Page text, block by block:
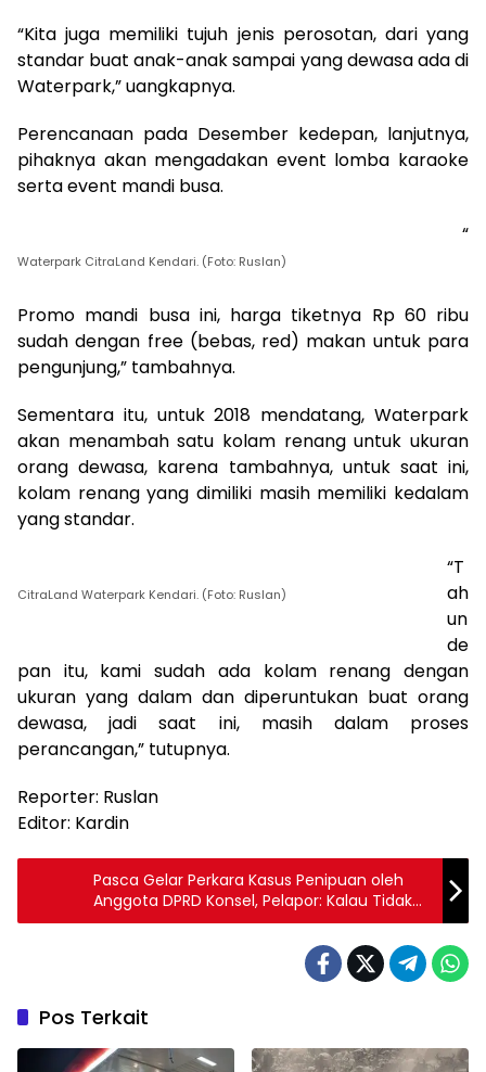
“Kita juga memiliki tujuh jenis perosotan, dari yang
standar buat anak-anak sampai yang dewasa ada di
Waterpark,” uangkapnya.
Perencanaan pada Desember kedepan, lanjutnya,
pihaknya akan mengadakan event lomba karaoke
serta event mandi busa.
Waterpark CitraLand Kendari. (Foto: Ruslan)
“
Promo mandi busa ini, harga tiketnya Rp 60 ribu
sudah dengan free (bebas, red) makan untuk para
pengunjung,” tambahnya.
Sementara itu, untuk 2018 mendatang, Waterpark
akan menambah satu kolam renang untuk ukuran
orang dewasa, karena tambahnya, untuk saat ini,
kolam renang yang dimiliki masih memiliki kedalam
yang standar.
CitraLand Waterpark Kendari. (Foto: Ruslan)
“T
ah
un
de
pan itu, kami sudah ada kolam renang dengan
ukuran yang dalam dan diperuntukan buat orang
dewasa, jadi saat ini, masih dalam proses
perancangan,” tutupnya.
Reporter: Ruslan
Editor: Kardin
Pasca Gelar Perkara Kasus Penipuan oleh
Anggota DPRD Konsel, Pelapor: Kalau Tidak
Jadi Tersangka, Keterlaluan
Pos Terkait